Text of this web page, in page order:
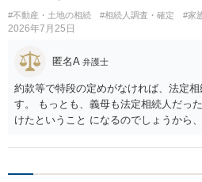
#不動産・土地の相続 #相続人調査・確定 #家
2026年7月25日
匿名A 弁護士
約款等で特段の定めがなければ、法定
す。 もっとも、義母も法定相続人だっ
けたということ になるのでしょうから